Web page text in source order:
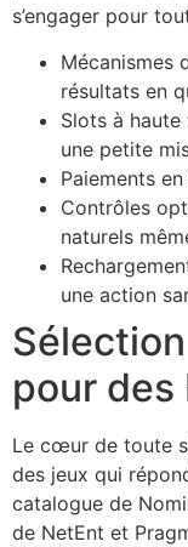
s’engager pour
Mécanismes
résultats en
Slots à
une petite
Paiements
Contrôles
naturels
une action
pour des
Le cœur de toute
des jeux qui
catalogue de
de NetEnt et